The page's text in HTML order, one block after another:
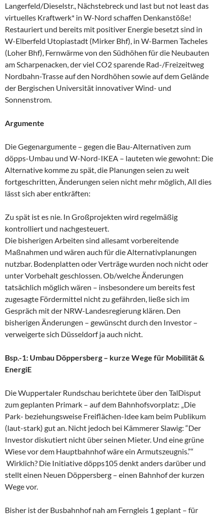
Langerfeld/Dieselstr., Nächstebreck und last but not least das
virtuelles Kraftwerk* in W-Nord schaffen Denkanstöße!
Restauriert und bereits mit positiver Energie besetzt sind in
W-Elberfeld Utopiastadt (Mirker Bhf), in W-Barmen Tacheles
(Loher Bhf), Fernwärme von den Südhöhen für die Neubauten
am Scharpenacken, der viel CO2 sparende Rad-/Freizeitweg
Nordbahn-Trasse auf den Nordhöhen sowie auf dem Gelände
der Bergischen Universität innovativer Wind- und
Sonnenstrom.
Argumente
Die Gegenargumente – gegen die Bau-Alternativen zum
döpps-Umbau und W-Nord-IKEA – lauteten wie gewohnt: Die
Alternative komme zu spät, die Planungen seien zu weit
fortgeschritten, Änderungen seien nicht mehr möglich, All dies
lässt sich aber entkräften:
Zu spät ist es nie. In Großprojekten wird regelmäßig
kontrolliert und nachgesteuert.
Die bisherigen Arbeiten sind allesamt vorbereitende
Maßnahmen und wären auch für die Alternativplanungen
nutzbar. Bodenplatten oder Verträge wurden noch nicht oder
unter Vorbehalt geschlossen. Ob/welche Änderungen
tatsächlich möglich wären – insbesondere um bereits fest
zugesagte Fördermittel nicht zu gefährden, ließe sich im
Gespräch mit der NRW-Landesregierung klären. Den
bisherigen Änderungen – gewünscht durch den Investor –
verweigerte sich Düsseldorf ja auch nicht.
Bsp.-1: Umbau Döppersberg – kurze Wege für Mobilität &
EnergiE
Die Wuppertaler Rundschau berichtete über den TalDisput
zum geplanten Primark – auf dem Bahnhofsvorplatz: „Die
Park- beziehungsweise Freiflächen-Idee kam beim Publikum
(laut-stark) gut an. Nicht jedoch bei Kämmerer Slawig: “Der
Investor diskutiert nicht über seinen Mieter. Und eine grüne
Wiese vor dem Hauptbahnhof wäre ein Armutszeugnis.”“
Wirklich? Die Initiative döpps105 denkt anders darüber und
stellt einen Neuen Döppersberg – einen Bahnhof der kurzen
Wege vor.
Bisher ist der Busbahnhof nah am Ferngleis 1 geplant – für